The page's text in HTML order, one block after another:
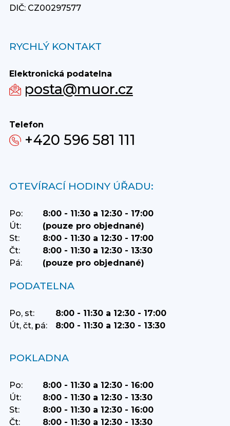
DIČ: CZ00297577
RYCHLÝ KONTAKT
Elektronická podatelna
posta@muor.cz
Telefon
+420 596 581 111
OTEVÍRACÍ HODINY ÚŘADU:
Po:
8:00 - 11:30 a 12:30 - 17:00
Út:
(pouze pro objednané)
St:
8:00 - 11:30 a 12:30 - 17:00
Čt:
8:00 - 11:30 a 12:30 - 13:30
Pá:
(pouze pro objednané)
PODATELNA
Po, st:
8:00 - 11:30 a 12:30 - 17:00
Út, čt, pá:
8:00 - 11:30 a 12:30 - 13:30
POKLADNA
Po:
8:00 - 11:30 a 12:30 - 16:00
Út:
8:00 - 11:30 a 12:30 - 13:30
St:
8:00 - 11:30 a 12:30 - 16:00
Čt:
8:00 - 11:30 a 12:30 - 13:30